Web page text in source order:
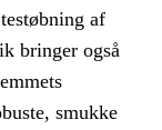
af
bringer også
smukke